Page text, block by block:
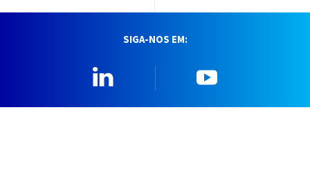
SIGA-NOS EM: